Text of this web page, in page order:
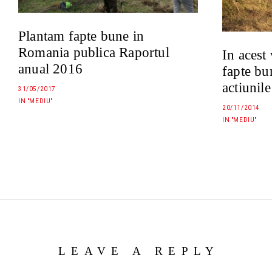
Plantam fapte bune in
Romania publica Raportul
anual 2016
31/05/2017
IN "MEDIU"
In acest
fapte
20/11/2014
IN "MEDIU"
LEAVE A REPLY